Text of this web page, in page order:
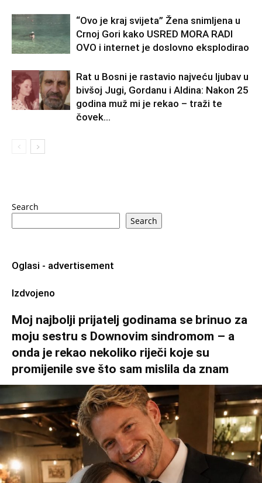
“Ovo je kraj svijeta” Žena snimljena u
Crnoj Gori kako USRED MORA RADI
OVO i internet je doslovno eksplodirao
Rat u Bosni je rastavio najveću ljubav u
bivšoj Jugi, Gordanu i Aldina: Nakon 25
godina muž mi je rekao – traži te
čovek...
Search
Search
Oglasi - advertisement
Izdvojeno
Moj najbolji prijatelj godinama se brinuo za
moju sestru s Downovim sindromom – a
onda je rekao nekoliko riječi koje su
promijenile sve što sam mislila da znam